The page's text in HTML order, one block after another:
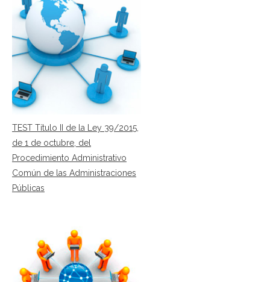
TEST Título II de la Ley 39/2015,
de 1 de octubre, del
Procedimiento Administrativo
Común de las Administraciones
Públicas